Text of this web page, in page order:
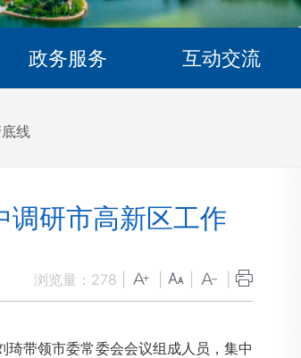
政务服务 互动交流
线
调研市高新区工作
浏览量： 278
带领市委常委会会议组成人员，集中